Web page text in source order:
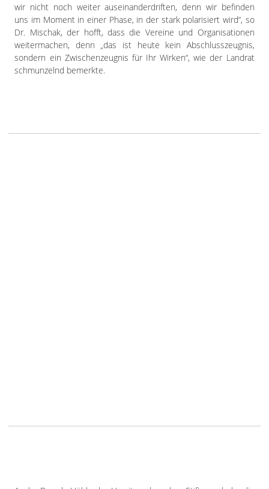
wir nicht noch weiter auseinanderdriften, denn wir befinden
uns im Moment in einer Phase, in der stark polarisiert wird“, so
Dr. Mischak, der hofft, dass die Vereine und Organisationen
weitermachen, denn „das ist heute kein Abschlusszeugnis,
sondern ein Zwischenzeugnis für Ihr Wirken“, wie der Landrat
schmunzelnd bemerkte.